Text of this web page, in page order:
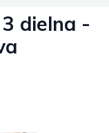
dielna -